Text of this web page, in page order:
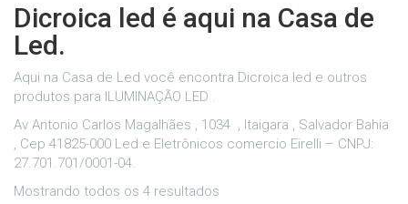
Dicroica led é aqui na Casa de
Led.
Aqui na Casa de Led você encontra Dicroica led e outros
produtos para ILUMINAÇÃO LED .
Av Antonio Carlos Magalhães , 1034 , Itaigara , Salvador Bahia
, Cep 41825-000 Led e Eletrônicos comercio Eirelli – CNPJ:
27.701.701/0001-04.
Mostrando todos os 4 resultados